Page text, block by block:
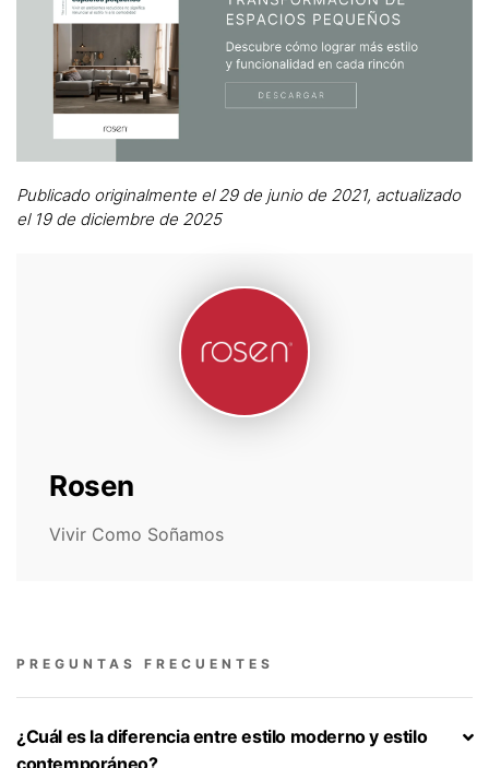
Publicado originalmente el 29 de junio de 2021, actualizado
el 19 de diciembre de 2025
Rosen
Vivir Como Soñamos
PREGUNTAS FRECUENTES
¿Cuál es la diferencia entre estilo moderno y estilo